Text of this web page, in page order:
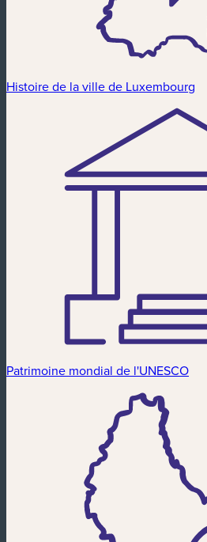
Histoire de la ville de Luxembourg
Patrimoine mondial de l'UNESCO